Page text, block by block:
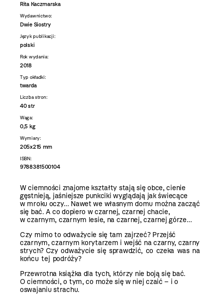
Rita Kaczmarska
Wydawnictwo:
Dwie Siostry
Język publikacji:
polski
Rok wydania:
2018
Typ okładki:
twarda
Liczba stron:
40 str
Waga:
0,5 kg
Wymiary:
205x215 mm
ISBN:
9788381500104
W ciemności znajome kształty stają się obce, cienie
gęstnieją, jaśniejsze punkciki wyglądają jak świecące
w mroku oczy… Nawet we własnym domu można zacząć
się bać. A co dopiero w czarnej, czarnej chacie,
w czarnym, czarnym lesie, na czarnej, czarnej górze…
Czy mimo to odważycie się tam zajrzeć? Przejść
czarnym, czarnym korytarzem i wejść na czarny, czarny
strych? Czy odważycie się sprawdzić, co czeka was na
końcu tej podróży?
Przewrotna książka dla tych, którzy nie boją się bać.
O ciemności, o tym, co może się w niej czaić – i o
oswajaniu strachu.